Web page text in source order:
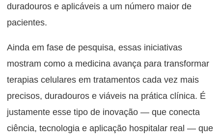
duradouros e aplicáveis a um número maior de
pacientes.
Ainda em fase de pesquisa, essas iniciativas
mostram como a medicina avança para transformar
terapias celulares em tratamentos cada vez mais
precisos, duradouros e viáveis na prática clínica. É
justamente esse tipo de inovação — que conecta
ciência, tecnologia e aplicação hospitalar real — que